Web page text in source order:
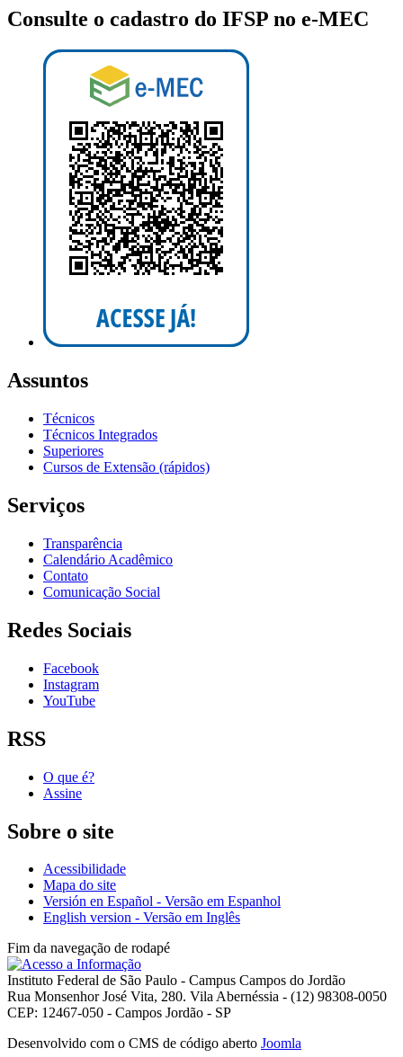
Consulte o cadastro do IFSP no e-MEC
Assuntos
Técnicos
Técnicos Integrados
Superiores
Cursos de Extensão (rápidos)
Serviços
Transparência
Calendário Acadêmico
Contato
Comunicação Social
Redes Sociais
Facebook
Instagram
YouTube
RSS
O que é?
Assine
Sobre o site
Acessibilidade
Mapa do site
Versión en Español - Versão em Espanhol
English version - Versão em Inglês
Fim da navegação de rodapé
Instituto Federal de São Paulo - Campus Campos do Jordão
Rua Monsenhor José Vita, 280. Vila Abernéssia - (12) 98308-0050
CEP: 12467-050 - Campos Jordão - SP
Desenvolvido com o CMS de código aberto Joomla